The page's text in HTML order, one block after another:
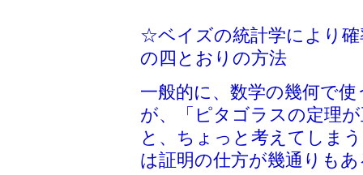
☆ベイズの統計学により確
の四とおりの方法
一般的に、数学の幾何で
が、「ピタゴラスの定理
と、ちょっと考えてしま
は証明の仕方が幾通りも